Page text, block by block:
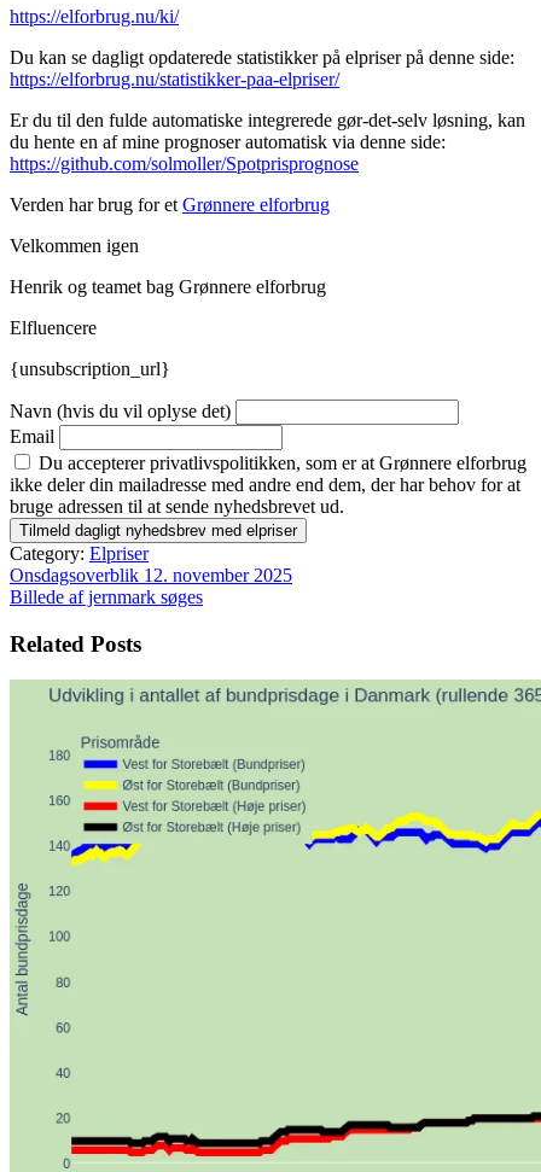
https://elforbrug.nu/ki/
Du kan se dagligt opdaterede statistikker på elpriser på denne side:
https://elforbrug.nu/statistikker-paa-elpriser/
Er du til den fulde automatiske integrerede gør-det-selv løsning, kan
du hente en af mine prognoser automatisk via denne side:
https://github.com/solmoller/Spotprisprognose
Verden har brug for et Grønnere elforbrug
Velkommen igen
Henrik og teamet bag Grønnere elforbrug
Elfluencere
{unsubscription_url}
Navn (hvis du vil oplyse det)
Email
Du accepterer privatlivspolitikken, som er at Grønnere elforbrug
ikke deler din mailadresse med andre end dem, der har behov for at
bruge adressen til at sende nyhedsbrevet ud.
Category: Elpriser
Indlægsnavigation
Onsdagsoverblik 12. november 2025
Billede af jernmark søges
Related Posts